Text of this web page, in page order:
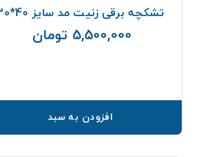
تشکچه برقی زنیت مد سایز 40*30
5,500,000 تومان
افزودن به سبد